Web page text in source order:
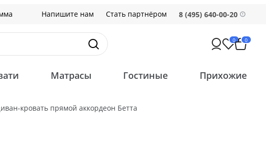
Напишите нам Стать партнёром 8 (495) 640-00-20
0 0
Матрасы Гостиные Прихожие
кровать прямой аккордеон Бетта